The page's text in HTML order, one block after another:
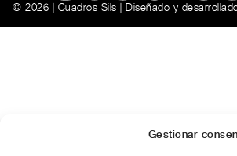
Gestionar
© 2026 | Cuadros Sils | Diseñado y